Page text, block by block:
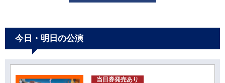
今日・明日の公演
当日券発売あり